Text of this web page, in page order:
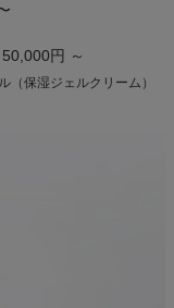
50,000円 ～
（保湿ジェルクリーム）